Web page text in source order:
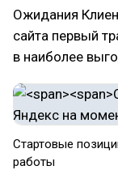
Ожидания
сайта первый
в наиболее
Стартовые
работы